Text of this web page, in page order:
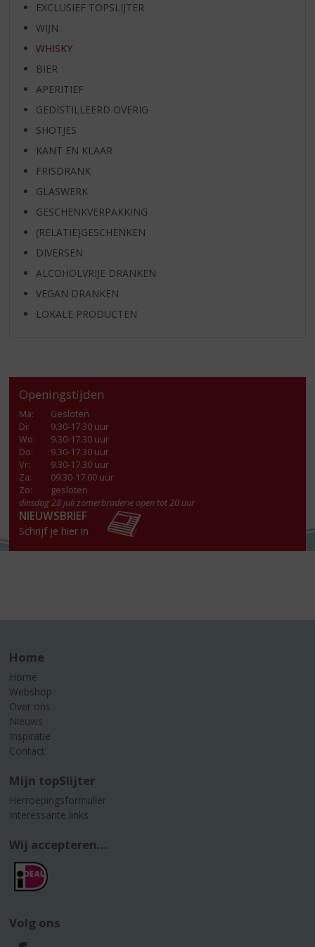
EXCLUSIEF TOPSLIJTER
WIJN
WHISKY
BIER
APERITIEF
GEDISTILLEERD OVERIG
SHOTJES
KANT EN KLAAR
FRISDRANK
GLASWERK
GESCHENKVERPAKKING
(RELATIE)GESCHENKEN
DIVERSEN
ALCOHOLVRIJE DRANKEN
VEGAN DRANKEN
LOKALE PRODUCTEN
Openingstijden
Ma:
Gesloten
Di:
9.30-17.30 uur
Wo:
9.30-17.30 uur
Do:
9.30-17.30 uur
Vr:
9.30-17.30 uur
Za:
09.30-17.00 uur
Zo:
gesloten
dinsdag 28 juli zomerbraderie open tot 20 uur
NIEUWSBRIEF
Schrijf je hier in
Home
Home
Webshop
Over ons
Nieuws
Inspiratie
Contact
Mijn topSlijter
Herroepingsformulier
Interessante links
Wij accepteren...
Volg ons